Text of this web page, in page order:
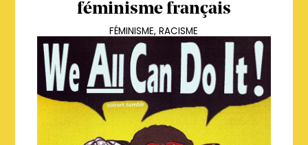
féminisme français
FÉMINISME,RACISME